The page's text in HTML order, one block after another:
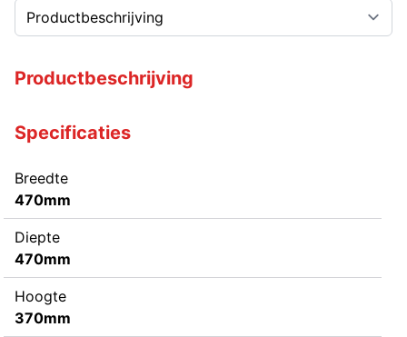
Productbeschrijving
Specificaties
Breedte
470mm
Diepte
470mm
Hoogte
370mm